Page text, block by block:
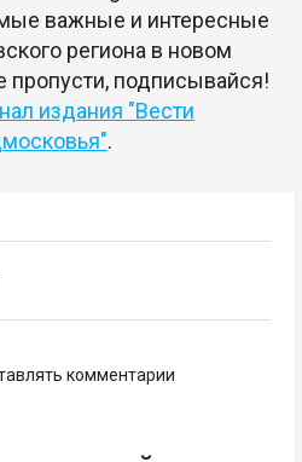
важные и интересные
региона в новом
пропусти, подписывайся!
издания "Вести
.
комментарии